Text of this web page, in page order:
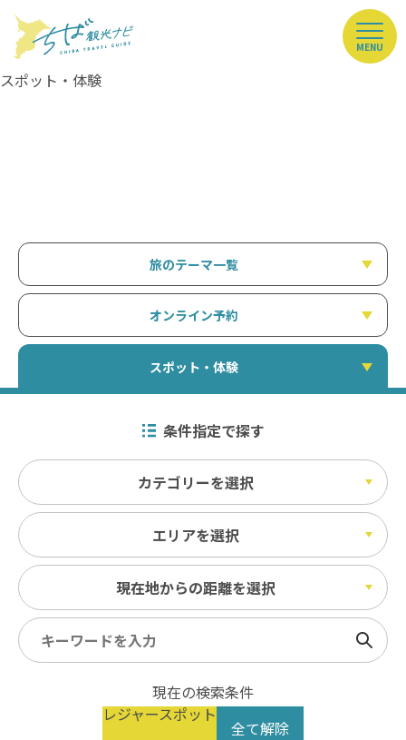
MENU
スポット・体験
スポット・体験
旅のテーマ一覧
オンライン予約
条件指定で探す
カテゴリーを選択
エリアを選択
現在地からの距離を選択
検索
現在の検索条件
レジャースポット
全て解除